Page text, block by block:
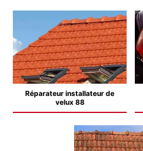
Réparateur installateur de
velux 88